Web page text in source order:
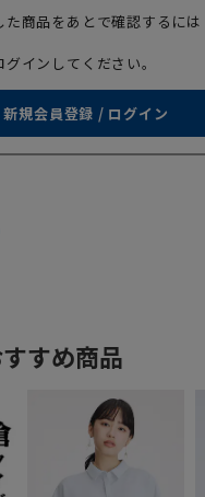
商品をあとで確認するには
インしてください。
新規会員登録 / ログイン